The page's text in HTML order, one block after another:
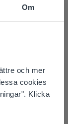
Om
och mer
cookies
Klicka
might
you'll